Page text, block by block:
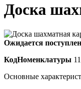
Доска
Ожидается
КодНоменклатуры
Основные